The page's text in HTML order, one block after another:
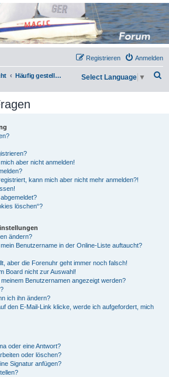
Anmelden
Registrieren
Häufig gestellte Fragen Select Language ▼
aber nicht anmelden!
kann mich aber nicht mehr anmelden?!
löschen“?
ändern?
Benutzername in der Online-Liste auftaucht?
aber die Forenuhr geht immer noch falsch!
Board nicht zur Auswahl!
Benutzernamen angezeigt werden?
ich ihn ändern?
den E-Mail-Link klicke, werde ich aufgefordert, mich
oder eine Antwort?
oder löschen?
Signatur anfügen?